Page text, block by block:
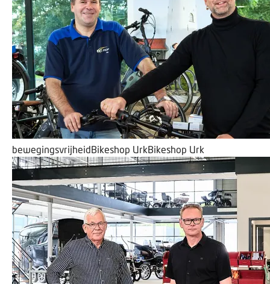
bewegingsvrijheidBikeshop UrkBikeshop Urk